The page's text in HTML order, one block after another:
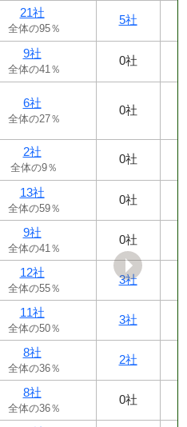
21社
全体の95％
5社
9社
全体の41％
0社
6社
全体の27％
0社
2社
全体の9％
0社
13社
全体の59％
0社
9社
全体の41％
0社
12社
全体の55％
3社
11社
全体の50％
3社
8社
全体の36％
2社
8社
全体の36％
0社